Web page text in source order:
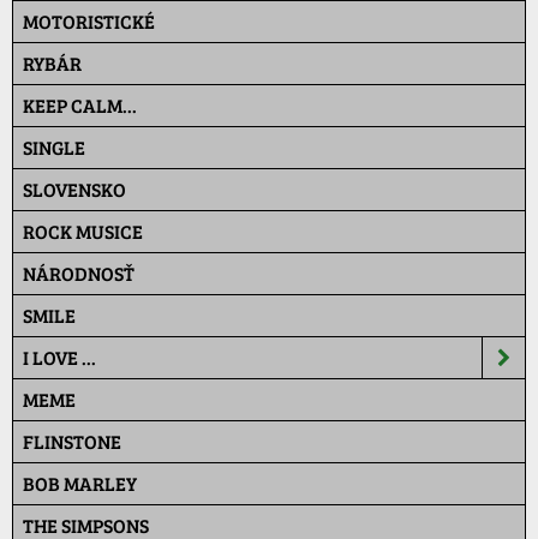
MOTORISTICKÉ
RYBÁR
KEEP CALM...
SINGLE
SLOVENSKO
ROCK MUSICE
NÁRODNOSŤ
SMILE
I LOVE ...
MEME
FLINSTONE
BOB MARLEY
THE SIMPSONS